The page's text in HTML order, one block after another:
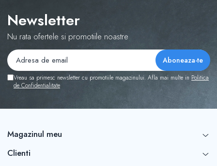
Newsletter
Nu rata ofertele si promotiile noastre
Vreau sa primesc newsletter cu promotiile magazinului. Afla mai multe in Politica
de Confidentialitate
Magazinul meu
Clienti